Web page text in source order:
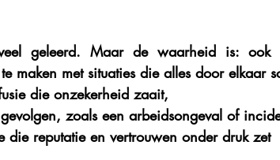
geleerd. Maar de waarheid is:
maken met situaties die alles door elkaar
die onzekerheid zaait,
zoals een arbeidsongeval of
die reputatie en vertrouwen onder druk zet